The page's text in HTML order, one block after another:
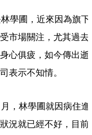
學圃，近來因為旗下
市場關注，尤其過去
心俱疲，如今傳出逝
表示不知情。
，林學圃就因病住進
況就已經不好，目前